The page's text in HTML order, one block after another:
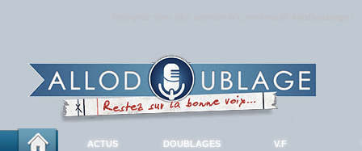
ACTUS DOUBLAGES V.F